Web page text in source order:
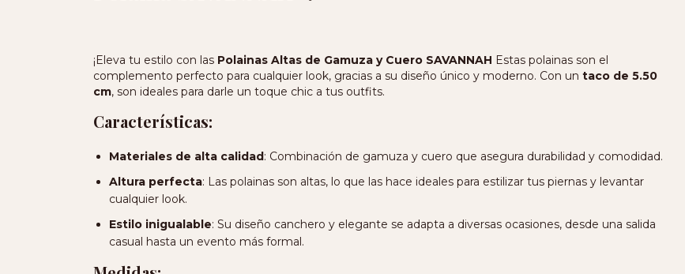
¡Eleva tu estilo con las Polainas Altas de Gamuza y Cuero SAVANNAH Estas polainas son el
complemento perfecto para cualquier look, gracias a su diseño único y moderno. Con un taco de 5.50
cm, son ideales para darle un toque chic a tus outfits.
Características:
Materiales de alta calidad: Combinación de gamuza y cuero que asegura durabilidad y comodidad.
Altura perfecta: Las polainas son altas, lo que las hace ideales para estilizar tus piernas y levantar
cualquier look.
Estilo inigualable: Su diseño canchero y elegante se adapta a diversas ocasiones, desde una salida
casual hasta un evento más formal.